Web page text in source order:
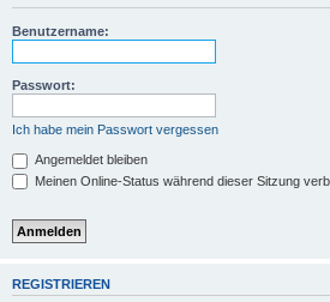
Benutzername:
Passwort:
Ich habe mein Passwort vergessen
Angemeldet bleiben
Meinen Online-Status während dieser Sitzung
REGISTRIEREN